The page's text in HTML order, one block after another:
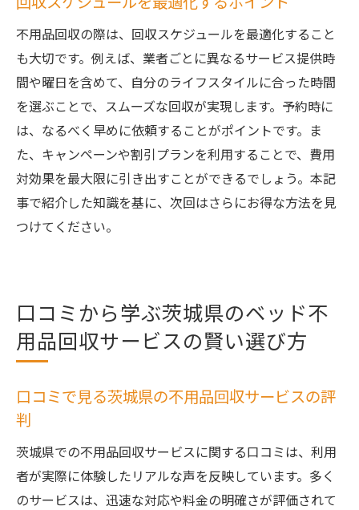
不用品回収の際は、回収スケジュールを最適化すること
も大切です。例えば、業者ごとに異なるサービス提供時
間や曜日を含めて、自分のライフスタイルに合った時間
を選ぶことで、スムーズな回収が実現します。予約時に
は、なるべく早めに依頼することがポイントです。ま
た、キャンペーンや割引プランを利用することで、費用
対効果を最大限に引き出すことができるでしょう。本記
事で紹介した知識を基に、次回はさらにお得な方法を見
つけてください。
口コミから学ぶ茨城県のベッド不
用品回収サービスの賢い選び方
口コミで見る茨城県の不用品回収サービスの評
判
茨城県での不用品回収サービスに関する口コミは、利用
者が実際に体験したリアルな声を反映しています。多く
のサービスは、迅速な対応や料金の明確さが評価されて